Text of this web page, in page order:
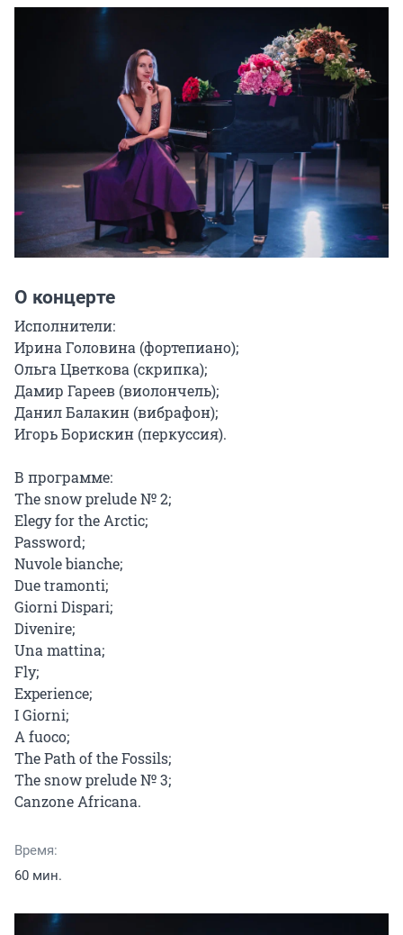
О концерте
Исполнители:
Ирина Головина (фортепиано);
Ольга Цветкова (скрипка);
Дамир Гареев (виолончель);
Данил Балакин (вибрафон);
Игорь Борискин (перкуссия).
В программе:
The snow prelude № 2;
Elegy for the Arctic;
Password;
Nuvole bianche;
Due tramonti;
Giorni Dispari;
Divenire;
Una mattina;
Fly;
Experience;
I Giorni;
A fuoco;
The Path of the Fossils;
The snow prelude № 3;
Canzone Africana.
Время:
60 мин.